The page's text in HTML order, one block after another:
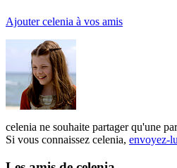
Ajouter celenia à vos amis
celenia ne souhaite partager qu'une
Si vous connaissez celenia, envoyez-